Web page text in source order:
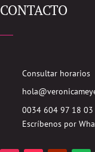
CONTACTO
Consultar horarios
0034 604 97 18 03
Escríbenos por